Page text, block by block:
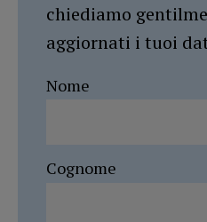
chiediamo
aggiornati i tuoi
Nome
Cognome